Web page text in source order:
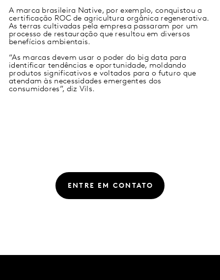
A marca brasileira Native, por exemplo, conquistou a
certificação ROC de agricultura orgânica regenerativa.
As terras cultivadas pela empresa passaram por um
processo de restauração que resultou em diversos
benefícios ambientais.
“As marcas devem usar o poder do big data para
identificar tendências e oportunidade, moldando
produtos significativos e voltados para o futuro que
atendam às necessidades emergentes dos
consumidores”, diz Vils.
ENTRE EM CONTATO